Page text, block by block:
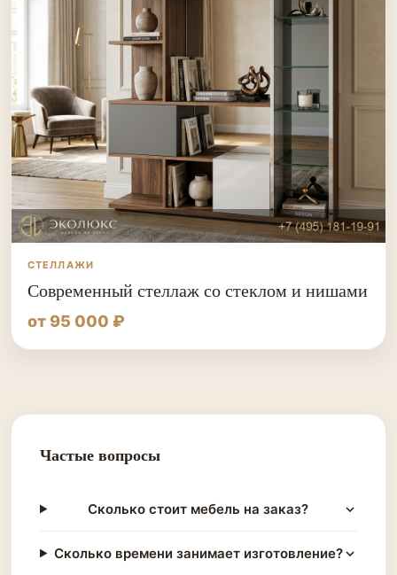
СТЕЛЛАЖИ
Современный стеллаж со стеклом и нишами
от 95 000 ₽
Частые вопросы
Сколько стоит мебель на заказ?
Сколько времени занимает изготовление?